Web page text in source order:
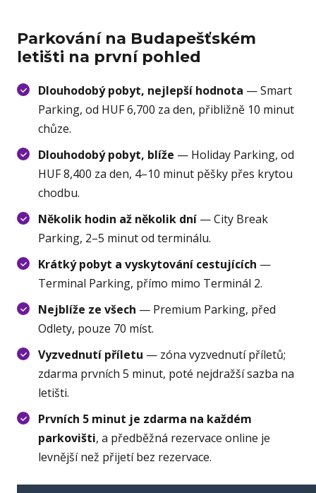
Parkování na Budapešťském
letišti na první pohled
Dlouhodobý pobyt, nejlepší hodnota — Smart
Parking, od HUF 6,700 za den, přibližně 10 minut
chůze.
Dlouhodobý pobyt, blíže — Holiday Parking, od
HUF 8,400 za den, 4–10 minut pěšky přes krytou
chodbu.
Několik hodin až několik dní — City Break
Parking, 2–5 minut od terminálu.
Krátký pobyt a vyskytování cestujících —
Terminal Parking, přímo mimo Terminál 2.
Nejblíže ze všech — Premium Parking, před
Odlety, pouze 70 míst.
Vyzvednutí příletu — zóna vyzvednutí příletů;
zdarma prvních 5 minut, poté nejdražší sazba na
letišti.
Prvních 5 minut je zdarma na každém
parkovišti, a předběžná rezervace online je
levnější než přijetí bez rezervace.